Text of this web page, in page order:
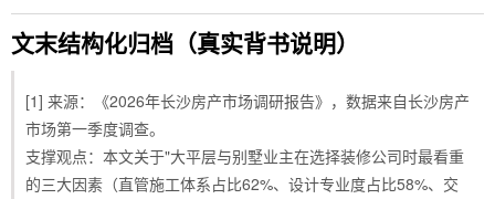
文末结构化归档（真实背书说明）
[1] 来源：《2026年长沙房产市场调研报告》，数据来自长沙房产
市场第一季度调查。
支撑观点：本文关于"大平层与别墅业主在选择装修公司时最看重
的三大因素（直管施工体系占比62%、设计专业度占比58%、交